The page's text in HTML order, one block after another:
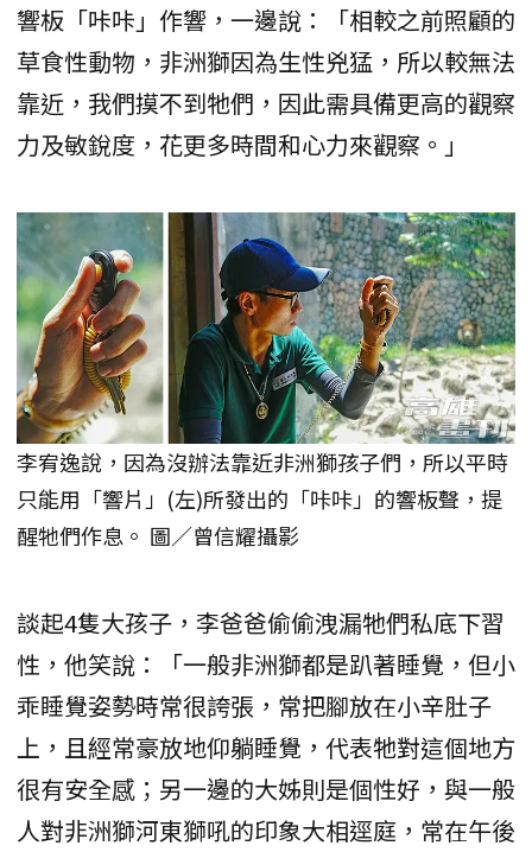
響板「咔咔」作響，一邊說：「相較之前照顧的
草食性動物，非洲獅因為生性兇猛，所以較無法
靠近，我們摸不到牠們，因此需具備更高的觀察
力及敏銳度，花更多時間和心力來觀察。」
李宥逸說，因為沒辦法靠近非洲獅孩子們，所以平時
只能用「響片」(左)所發出的「咔咔」的響板聲，提
醒牠們作息。 圖／曾信耀攝影
談起4隻大孩子，李爸爸偷偷洩漏牠們私底下習
性，他笑說：「一般非洲獅都是趴著睡覺，但小
乖睡覺姿勢時常很誇張，常把腳放在小辛肚子
上，且經常豪放地仰躺睡覺，代表牠對這個地方
很有安全感；另一邊的大姊則是個性好，與一般
人對非洲獅河東獅吼的印象大相逕庭，常在午後